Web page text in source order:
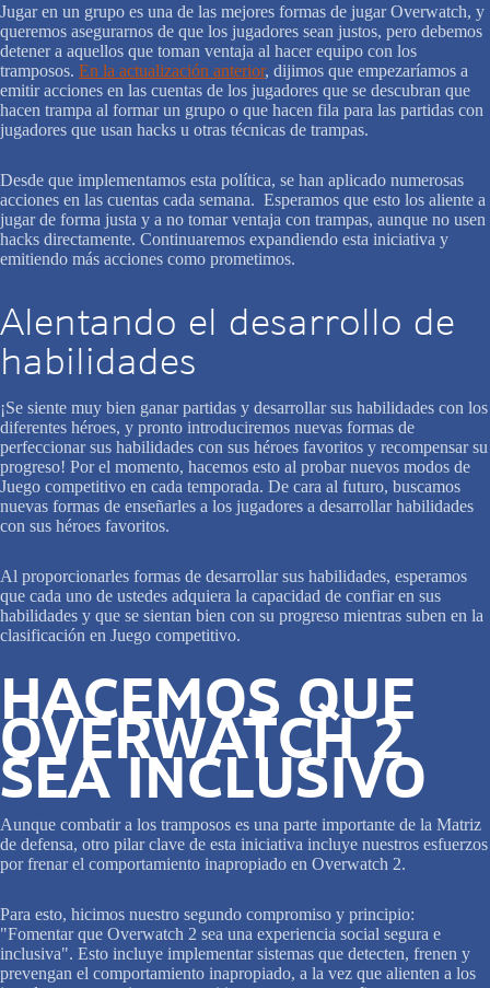
Jugar en un grupo es una de las mejores formas de jugar Overwatch, y
queremos asegurarnos de que los jugadores sean justos, pero debemos
detener a aquellos que toman ventaja al hacer equipo con los
tramposos. En la actualización anterior, dijimos que empezaríamos a
emitir acciones en las cuentas de los jugadores que se descubran que
hacen trampa al formar un grupo o que hacen fila para las partidas con
jugadores que usan hacks u otras técnicas de trampas.
Desde que implementamos esta política, se han aplicado numerosas
acciones en las cuentas cada semana. Esperamos que esto los aliente a
jugar de forma justa y a no tomar ventaja con trampas, aunque no usen
hacks directamente. Continuaremos expandiendo esta iniciativa y
emitiendo más acciones como prometimos.
Alentando el desarrollo de
habilidades
¡Se siente muy bien ganar partidas y desarrollar sus habilidades con los
diferentes héroes, y pronto introduciremos nuevas formas de
perfeccionar sus habilidades con sus héroes favoritos y recompensar su
progreso! Por el momento, hacemos esto al probar nuevos modos de
Juego competitivo en cada temporada. De cara al futuro, buscamos
nuevas formas de enseñarles a los jugadores a desarrollar habilidades
con sus héroes favoritos.
Al proporcionarles formas de desarrollar sus habilidades, esperamos
que cada uno de ustedes adquiera la capacidad de confiar en sus
habilidades y que se sientan bien con su progreso mientras suben en la
clasificación en Juego competitivo.
HACEMOS QUE
OVERWATCH 2
SEA INCLUSIVO
Aunque combatir a los tramposos es una parte importante de la Matriz
de defensa, otro pilar clave de esta iniciativa incluye nuestros esfuerzos
por frenar el comportamiento inapropiado en Overwatch 2.
Para esto, hicimos nuestro segundo compromiso y principio:
"Fomentar que Overwatch 2 sea una experiencia social segura e
inclusiva". Esto incluye implementar sistemas que detecten, frenen y
prevengan el comportamiento inapropiado, a la vez que alienten a los